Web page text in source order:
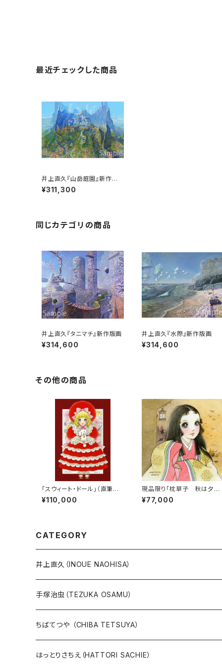
最近チェックした商品
井上直久『山岳庭園』新作版
画
¥311,300
同じカテゴリの商品
井上直久『タニマチ』新作版画
¥314,600
井上直久『水際』新作版画
¥314,600
その他の商品
「スウィート・ドール」（直筆サ
イン入り）
¥110,000
現品限り「枕草子 秋は夕暮
れ」（直筆サイン入り）
¥77,000
CATEGORY
井上直久（INOUE NAOHISA）
人気作品TOP10
版画
10万未満
本、カレンダー
手塚治虫（TEZUKA OSAMU）
版画
鉄腕アトム
人気作品TOP10
ちばてつや （CHIBA TETSUYA）
版画
はっとりさちえ（HATTORI SACHIE）